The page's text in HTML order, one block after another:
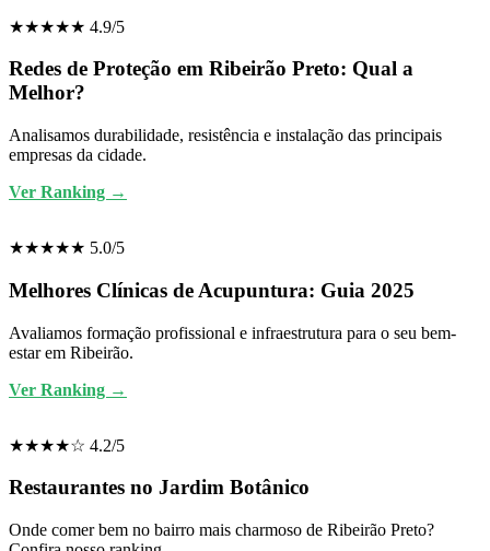
★★★★★ 4.9/5
Redes de Proteção em Ribeirão Preto: Qual a
Melhor?
Analisamos durabilidade, resistência e instalação das principais
empresas da cidade.
Ver Ranking →
★★★★★ 5.0/5
Melhores Clínicas de Acupuntura: Guia 2025
Avaliamos formação profissional e infraestrutura para o seu bem-
estar em Ribeirão.
Ver Ranking →
★★★★☆ 4.2/5
Restaurantes no Jardim Botânico
Onde comer bem no bairro mais charmoso de Ribeirão Preto?